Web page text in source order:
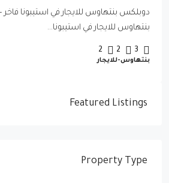
دوبلكس بنتهاوس للايجار في استيبونا فاخر
بنتهاوس للايجار في استيبونا...
3
2
2
بنتهاوس-للايجار
Featured Listings
Property Type